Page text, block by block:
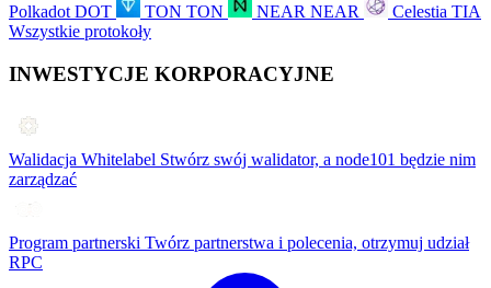
Polkadot DOT TON TON NEAR NEAR Celestia TIA
Wszystkie protokoły
INWESTYCJE KORPORACYJNE
Walidacja Whitelabel Stwórz swój walidator, a node101 będzie nim
zarządzać
Program partnerski Twórz partnerstwa i polecenia, otrzymuj udział
RPC